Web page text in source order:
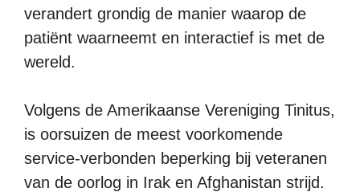
verandert grondig de manier waarop de
patiënt waarneemt en interactief is met de
wereld.
Volgens de Amerikaanse Vereniging Tinitus,
is oorsuizen de meest voorkomende
service-verbonden beperking bij veteranen
van de oorlog in Irak en Afghanistan strijd.